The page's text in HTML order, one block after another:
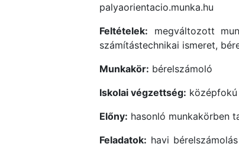
palyaorientacio.munka.hu
Feltételek: megváltozott
számítástechnikai ismeret,
Munkakör: bérelszámoló
Iskolai végzettség:
Előny: hasonló munkakörben
Feladatok: havi